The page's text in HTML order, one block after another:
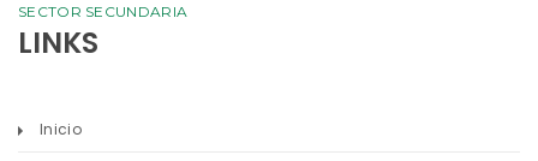
SECTOR SECUNDARIA
LINKS
Inicio